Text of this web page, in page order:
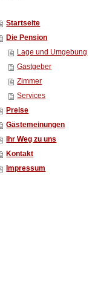
Startseite
Die Pension
Lage und Umgebung
Gastgeber
Zimmer
Services
Preise
Gästemeinungen
Ihr Weg zu uns
Kontakt
Impressum